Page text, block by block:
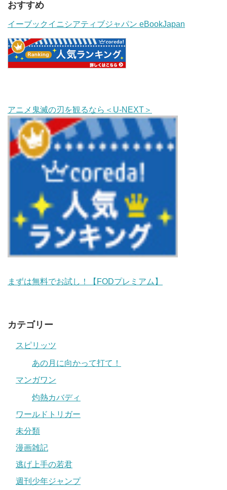
おすすめ
イーブックイニシアティブジャパン eBookJapan
アニメ鬼滅の刃を観るなら＜U-NEXT＞
まずは無料でお試し！【FODプレミアム】
カテゴリー
スピリッツ
あの月に向かって打て！
マンガワン
灼熱カバディ
ワールドトリガー
未分類
漫画雑記
逃げ上手の若君
週刊少年ジャンプ